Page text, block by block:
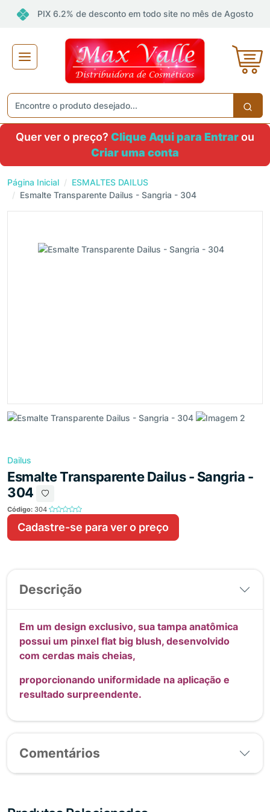
PIX 6.2% de desconto em todo site no mês de Agosto
Quer ver o preço? Clique Aqui para Entrarou
Criar uma conta
Página Inicial
ESMALTES DAILUS
Esmalte Transparente Dailus - Sangria - 304
Dailus
Esmalte Transparente Dailus - Sangria -
304
Código: 304
Cadastre-se para ver o preço
Descrição
Em um design exclusivo, sua tampa anatômica
possui um pinxel flat big blush, desenvolvido
com cerdas mais cheias,
proporcionando uniformidade na aplicação e
resultado surpreendente.
Comentários